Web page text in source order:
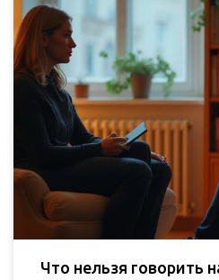
Что нельзя говорить